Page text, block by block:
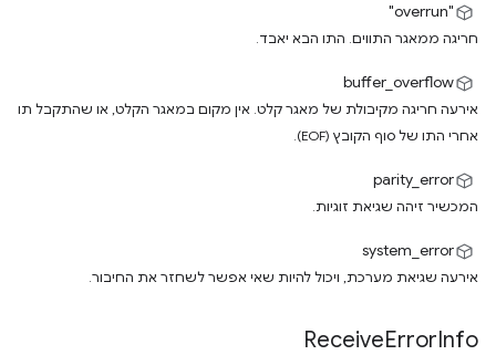
"overrun"
חריגה ממאגר התווים. התו הבא יאבד.
buffer_overflow
אירעה חריגה מקיבולת של מאגר קלט. אין מקום במאגר הקלט, או שהתקבל תו
אחרי התו של סוף הקובץ (EOF).
parity_error
המכשיר זיהה שגיאת זוגיות.
system_error
אירעה שגיאת מערכת, ויכול להיות שאי אפשר לשחזר את החיבור.
ReceiveErrorInfo